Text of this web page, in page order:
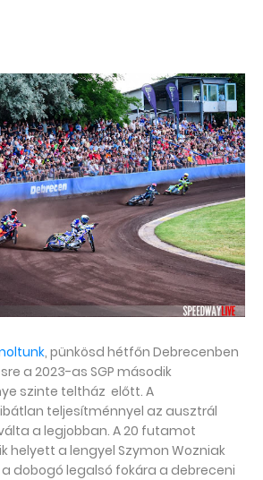
, pünkösd hétfőn Debrecenben
a 2023-as SGP második
szinte teltház előtt. A
teljesítménnyel az ausztrál
a legjobban. A 20 futamot
helyett a lengyel Szymon Wozniak
dobogó legalsó fokára a debreceni